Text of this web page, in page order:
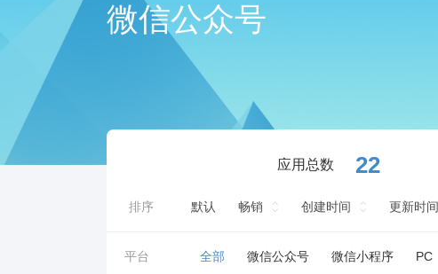
微信公众号
应用总数 22
排序 默认 畅销 创建时间 更新时间
平台 全部 微信公众号 微信小程序 PC